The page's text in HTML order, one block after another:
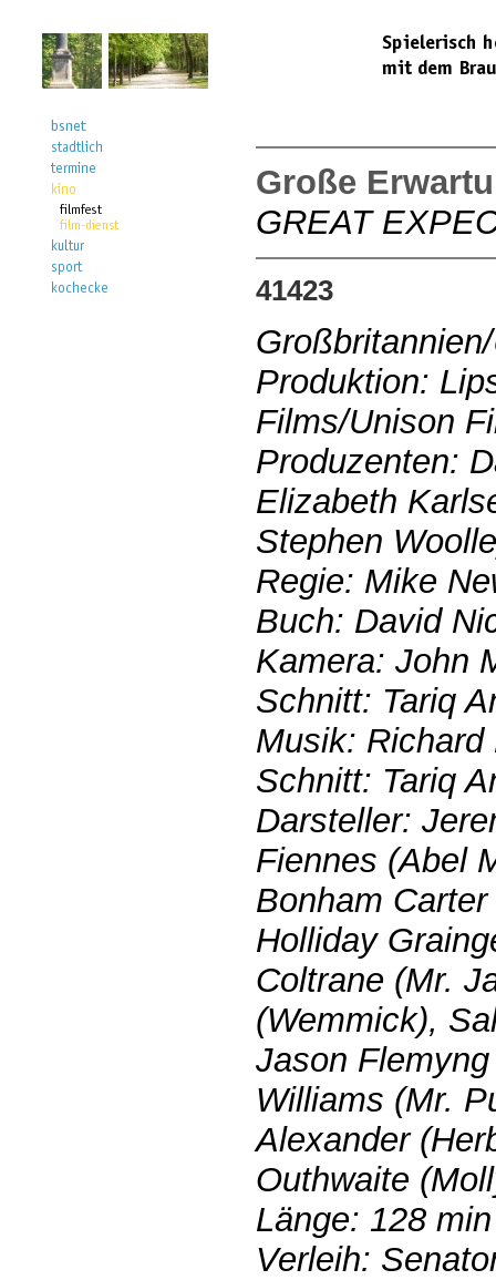
Große
GREAT
41423
Produktion:
Films/Unison
Produzenten:
Elizabeth
Stephen
Regie: Mike
Buch: David
Kamera: John
Schnitt: Tariq
Musik: Richard
Schnitt: Tariq
Darsteller:
Fiennes (Abel
Bonham
Holliday
Coltrane (Mr.
(Wemmick),
Jason
Williams (Mr.
Alexander
Outhwaite
Länge: 128 min
Verleih: